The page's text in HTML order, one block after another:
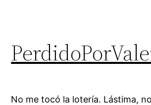
No me tocó la lotería. Lástima,